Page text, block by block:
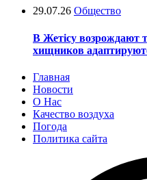
29.07.26 Общество
В Жетісу возрождают
хищников
Главная
Новости
О Нас
Качество воздуха
Погода
Политика сайта